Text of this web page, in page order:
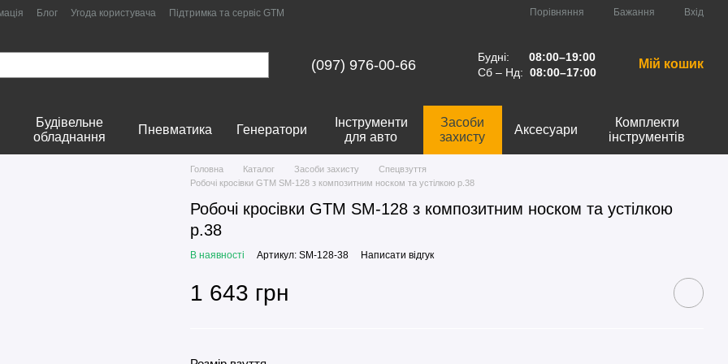
Блог Угода користувача Підтримка та сервіс GTM Порівняння Бажання Вхід
(097) 976-00-66 Будні:
08:00–19:00
Сб – Нд: 08:00–17:00
Мій кошик
Будівельне
обладнання
Пневматика Генератори
Інструменти
для авто
Засоби
захисту
Аксесуари
Комплекти
інструментів
Головна Каталог Засоби захисту
Спецвзуття
Робочі кросівки GTM SM-128 з композитним носком та устілкою р.38
Робочі кросівки GTM SM-128 з композитним носком та устілкою
р.38
В наявності Артикул: SM-128-38 Написати відгук
1 643 грн